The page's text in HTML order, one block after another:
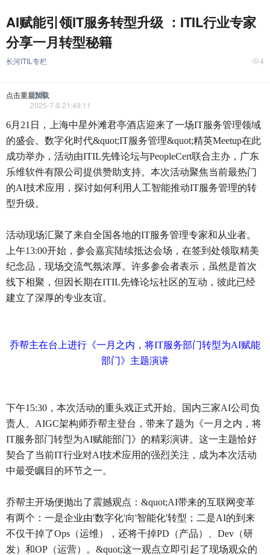
AI赋能引领IT服务转型升级 ：ITIL行业专家
分享一月转型秘籍
长河ITIL专栏 4
点击重新加载
游客
2025-7-8 21:49:11
6月21日，上海中星外滩君亭酒店迎来了一场IT服务管理领域
的盛会。数字化时代&quot;IT服务管理&quot;精英Meetup在此
成功举办，活动由ITIL先锋论坛与PeopleCert联合主办，广东
乐维软件有限公司提供赞助支持。本次活动聚焦当前最热门
的AI技术应用，探讨如何利用人工智能推动IT服务管理的转
型升级。
活动现场汇聚了来自全国各地的IT服务管理专家和从业者。
上午13:00开始，参会嘉宾陆续抵达会场，在签到处领取精美
纪念品，现场交流气氛浓厚。许多参会者表示，虽然是首次
线下相聚，但因长期在ITIL先锋论坛社区的互动，彼此已经
建立了深厚的专业友谊。
乔帮主在台上进行《一月之内，将IT服务部门转型为AI赋能
部门》主题演讲
下午15:30，本次活动的重头戏正式开始。国内三家AI公司负
责人、AIGC架构师乔帮主登台，带来了题为《一月之内，将
IT服务部门转型为AI赋能部门》的精彩演讲。这一主题恰好
契合了当前IT行业对AI技术应用的强烈关注，成为本次活动
中最受瞩目的环节之一。
乔帮主开场便抛出了震撼观点：&quot;AI带来的互联网变革
有两个：一是企业由'数字化'向'智能化'转型；二是AI的到来
不仅干掉了Ops（运维），还将干掉PD（产品）、Dev（研
发）和OP（运营）。&quot;这一观点立即引起了现场观众的